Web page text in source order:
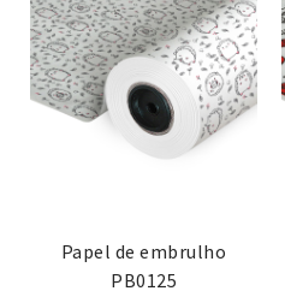
Papel de embrulho
PB0125